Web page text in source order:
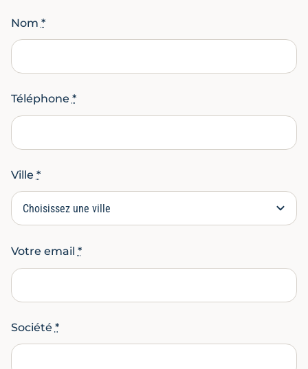
Nom *
Téléphone *
Ville *
Votre email *
Société *